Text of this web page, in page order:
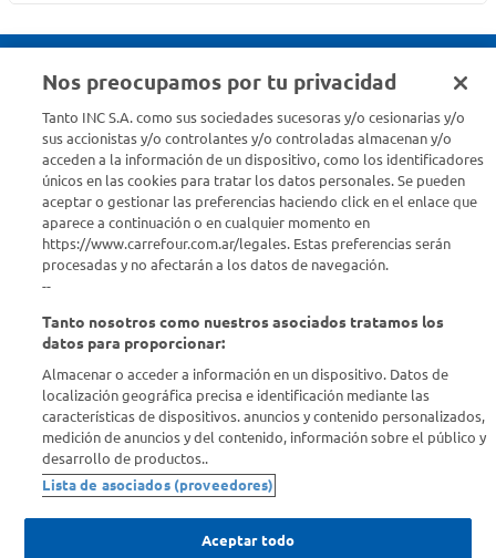
Estamos para ayudarte
¿Tenés una consulta? Comunicate con nosotros acá
Descubrí Carrefour
Conocenos
Info útil
Comprá Online
Dejanos tu mail para recibir todas las ofertas y promociones antes
Nos preocupamos por tu privacidad
Tanto INC S.A. como sus sociedades sucesoras y/o cesionarias y/o
sus accionistas y/o controlantes y/o controladas almacenan y/o
acceden a la información de un dispositivo, como los identificadores
únicos en las cookies para tratar los datos personales. Se pueden
aceptar o gestionar las preferencias haciendo click en el enlace que
aparece a continuación o en cualquier momento en
https://www.carrefour.com.ar/legales. Estas preferencias serán
procesadas y no afectarán a los datos de navegación.
--
Tanto nosotros como nuestros asociados tratamos los
datos para proporcionar:
Almacenar o acceder a información en un dispositivo. Datos de
localización geográfica precisa e identificación mediante las
características de dispositivos. anuncios y contenido personalizados,
medición de anuncios y del contenido, información sobre el público y
desarrollo de productos..
Lista de asociados (proveedores)
Aceptar todo